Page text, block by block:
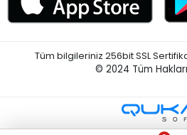
Tüm bilgileriniz 256bit SSL
© 2024 Tüm